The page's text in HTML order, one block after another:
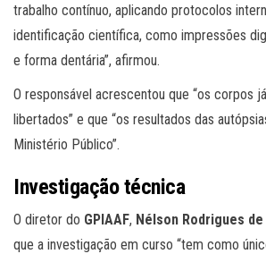
trabalho contínuo, aplicando protocolos
identificação científica, como impressões
e forma dentária”, afirmou.
O responsável acrescentou que “os corpos
libertados” e que “os resultados das
Ministério Público”.
Investigação técnica
O diretor do GPIAAF, Nélson Rodrigues
que a investigação em curso “tem como